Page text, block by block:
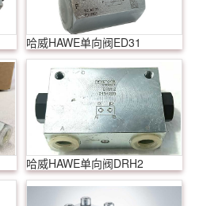
哈威HAWE单向阀ED31
哈威HAWE单向阀DRH2